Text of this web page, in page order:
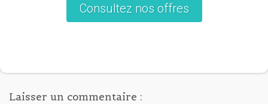
Consultez nos offres
Laisser un commentaire :